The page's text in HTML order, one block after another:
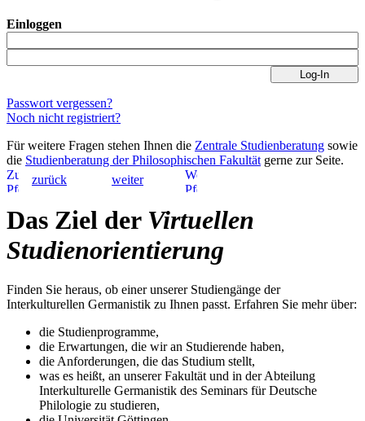
Einloggen
Log-In
Passwort vergessen?
Noch nicht registriert?
Für weitere Fragen stehen Ihnen die Zentrale Studienberatung sowie
die Studienberatung der Philosophischen Fakultät gerne zur Seite.
zurück
weiter
Das Ziel der Virtuellen
Studienorientierung
Finden Sie heraus, ob einer unserer Studiengänge der
Interkulturellen Germanistik zu Ihnen passt. Erfahren Sie mehr über:
die Studienprogramme,
die Erwartungen, die wir an Studierende haben,
die Anforderungen, die das Studium stellt,
was es heißt, an unserer Fakultät und in der Abteilung
Interkulturelle Germanistik des Seminars für Deutsche
Philologie zu studieren,